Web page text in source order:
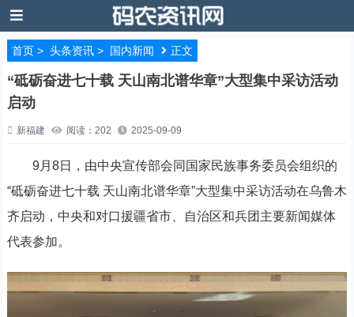
首页> 头条资讯> 国内新闻 正文
“砥砺奋进七十载 天山南北谱华章”大型集中采访活动
启动
新福建 阅读：202 2025-09-09
9月8日，由中央宣传部会同国家民族事务委员会组织的
“砥砺奋进七十载 天山南北谱华章”大型集中采访活动在乌鲁木
齐启动，中央和对口援疆省市、自治区和兵团主要新闻媒体
代表参加。